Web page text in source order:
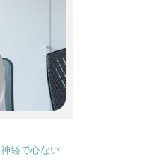
経で心ない